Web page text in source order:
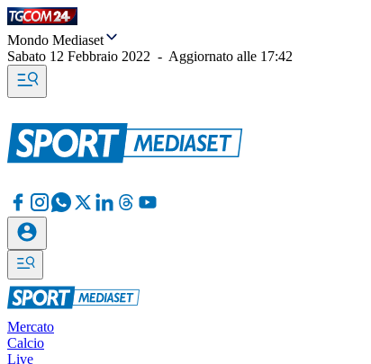
Mondo Mediaset
Sabato 12 Febbraio 2022 - Aggiornato alle 17:42
Mercato
Calcio
Live